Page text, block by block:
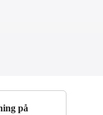
på